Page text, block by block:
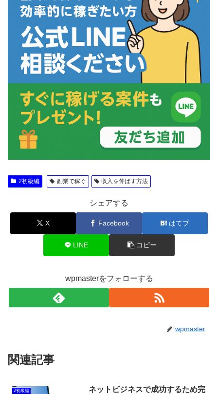
2初級編 副業で稼ぐ 収入を伸ばす方法
シェアする
X Facebook はてブ
LINE コピー
wpmasterをフォローする
wpmaster
関連記事
2初級編
ネットビジネスで成功するため完